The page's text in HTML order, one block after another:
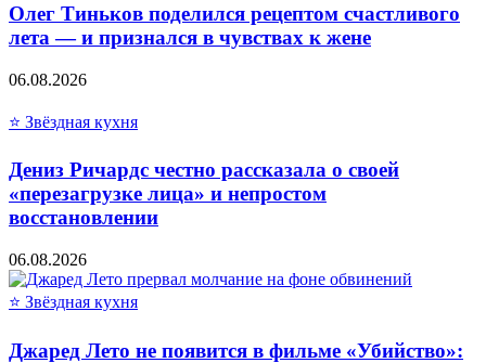
Олег Тиньков поделился рецептом счастливого
лета — и признался в чувствах к жене
06.08.2026
⭐ Звёздная кухня
Дениз Ричардс честно рассказала о своей
«перезагрузке лица» и непростом
восстановлении
06.08.2026
⭐ Звёздная кухня
Джаред Лето не появится в фильме «Убийство»: